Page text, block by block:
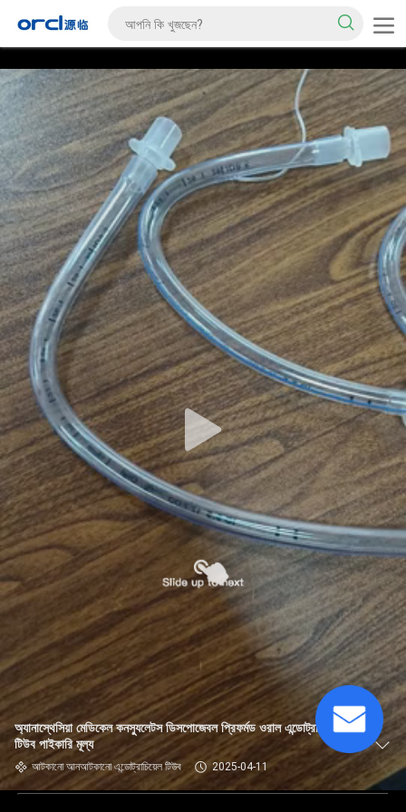
অ্যানাস্থেসিয়া মেডিকেল কনস্যুলেটস ডিসপোজেবল প্রিফর্মড ওরাল এন্ডোট্রাচিয়েল
টিউব পাইকারি মূল্য
আটকানো আনআটকানো এন্ডোট্রাচিয়েল টিউব 2025-04-11